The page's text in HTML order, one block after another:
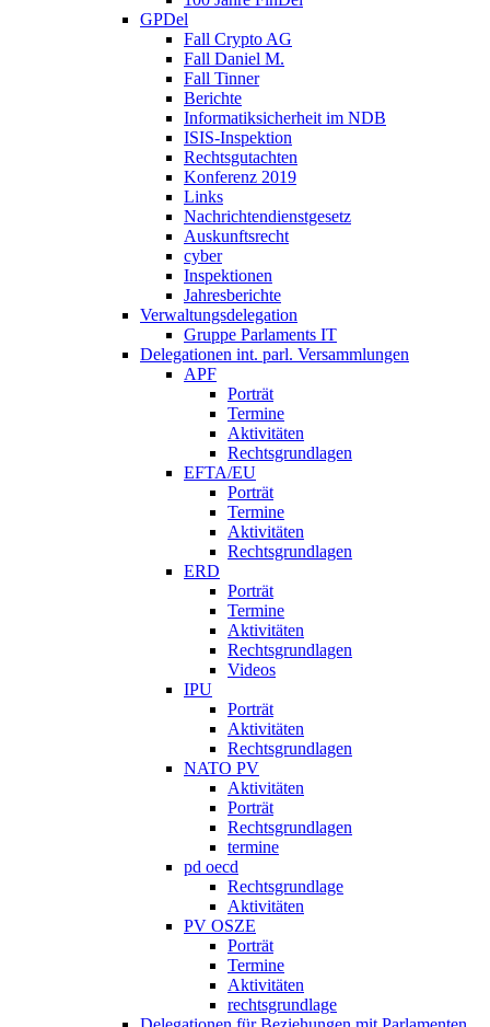
GPDel
Fall Crypto AG
Fall Daniel M.
Fall Tinner
Berichte
Informatiksicherheit ­im NDB
ISIS-Inspektion
Rechtsgutachten
Konferenz 2019
Links
Nachrichtendienstgesetz
Auskunftsrecht
cyber
Inspektionen
Jahresberichte
Verwaltungsdelegation
Gruppe Parlaments IT
Delegationen int. parl. Versammlungen
APF
Porträt
Termine
Aktivitäten
Rechtsgrundlagen
EFTA/EU
Porträt
Termine
Aktivitäten
Rechtsgrundlagen
ERD
Porträt
Termine
Aktivitäten
Rechtsgrundlagen
Videos
IPU
Porträt
Aktivitäten
Rechtsgrundlagen
NATO PV
Aktivitäten
Porträt
Rechtsgrundlagen
termine
pd oecd
Rechtsgrundlage
Aktivitäten
PV OSZE
Porträt
Termine
Aktivitäten
rechtsgrundlage